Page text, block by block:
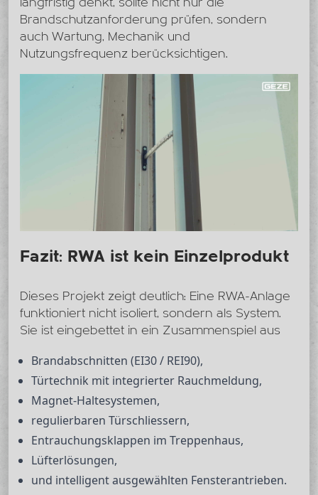
Brandschutzanforderung prüfen, sondern
auch Wartung, Mechanik und
Nutzungsfrequenz berücksichtigen.
Fazit: RWA ist kein Einzelprodukt
Dieses Projekt zeigt deutlich: Eine RWA-Anlage
funktioniert nicht isoliert, sondern als System.
Sie ist eingebettet in ein Zusammenspiel aus
Brandabschnitten (EI30 / REI90),
Türtechnik mit integrierter Rauchmeldung,
Magnet-Haltesystemen,
regulierbaren Türschliessern,
Entrauchungsklappen im Treppenhaus,
Lüfterlösungen,
und intelligent ausgewählten Fensterantrieben.